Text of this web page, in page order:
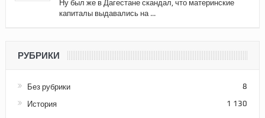
Ну был же в Дагестане скандал, что материнские
капиталы выдавались на ...
РУБРИКИ
Без рубрики 8
История 1 130